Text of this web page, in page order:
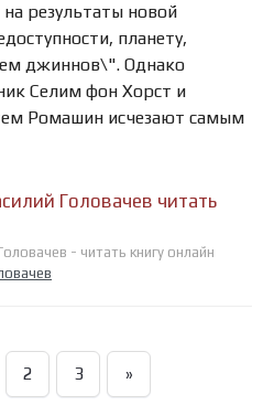
результаты новой
планету,
джиннов\". Однако
Селим фон Хорст и
Ромашин исчезают самым
Головачев читать
- читать книгу онлайн
2 3 »